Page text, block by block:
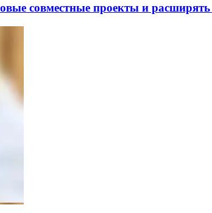
совместные проекты и расширять